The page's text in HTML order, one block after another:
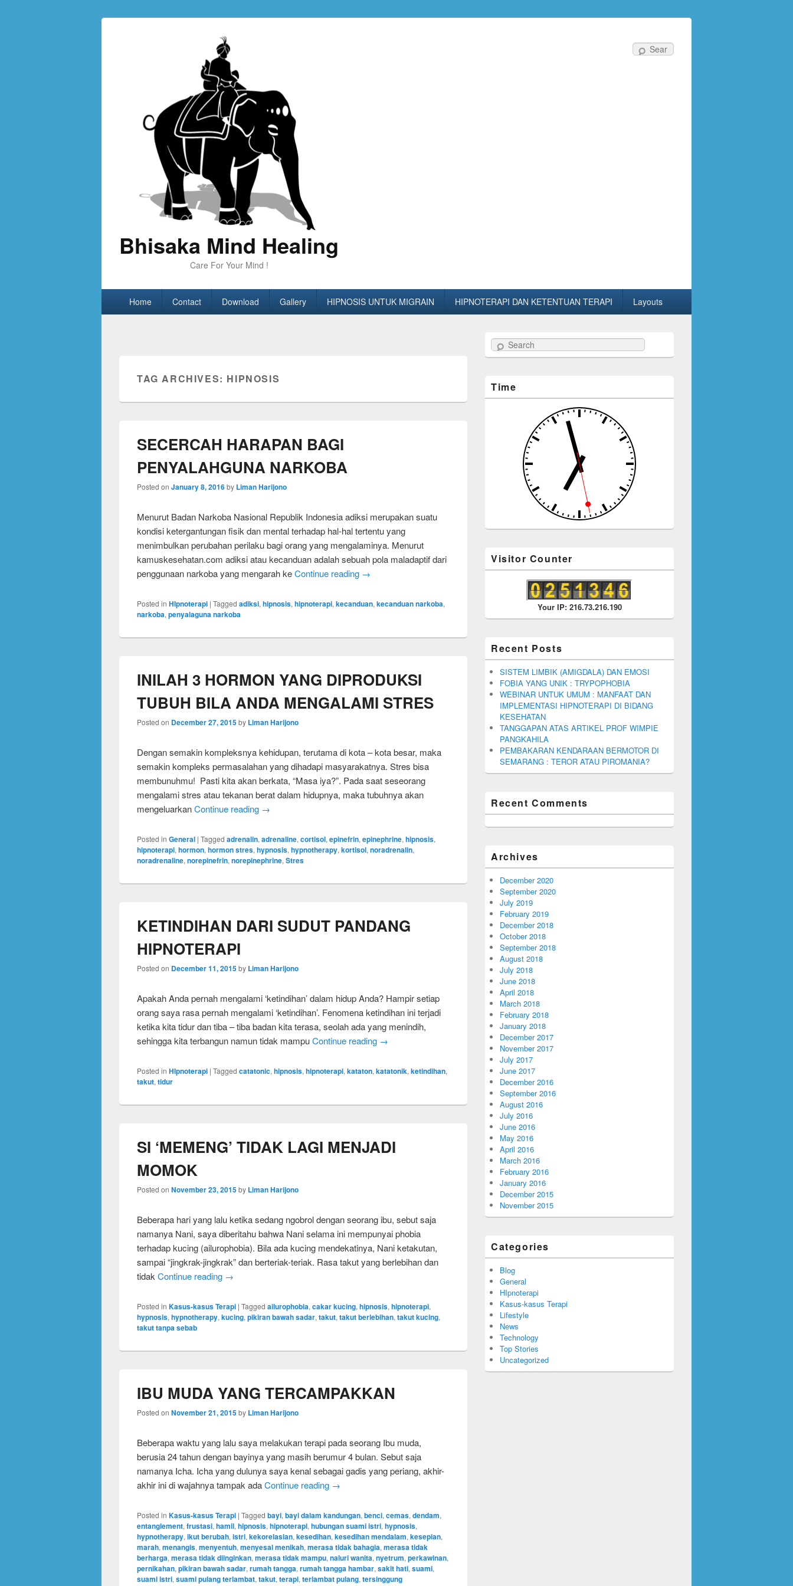
Bhisaka Mind Healing
Care For Your Mind !
Skip
SkipHome Contact Download Gallery HIPNOSIS UNTUK MIGRAIN HIPNOTERAPI DAN KETENTUAN TERAPI Layouts
TAG ARCHIVES: HIPNOSIS
SECERCAH HARAPAN BAGI
PENYALAHGUNA NARKOBA
Posted on January 8, 2016by Liman Harijono
Menurut Badan Narkoba Nasional Republik Indonesia adiksi merupakan suatu
kondisi ketergantungan fisik dan mental terhadap hal-hal tertentu yang
menimbulkan perubahan perilaku bagi orang yang mengalaminya. Menurut
kamuskesehatan.com adiksi atau kecanduan adalah sebuah pola maladaptif dari
penggunaan narkoba yang mengarah keContinue reading →
Posted in HIpnoterapi | Tagged adiksi, hipnosis, hipnoterapi, kecanduan, kecanduan narkoba,
narkoba, penyalaguna narkoba
INILAH 3 HORMON YANG DIPRODUKSI
TUBUH BILA ANDA MENGALAMI STRES
Posted on December 27, 2015by Liman Harijono
Dengan semakin kompleksnya kehidupan, terutama di kota – kota besar, maka
semakin kompleks permasalahan yang dihadapi masyarakatnya. Stres bisa
membunuhmu! Pasti kita akan berkata, “Masa iya?”. Pada saat seseorang
mengalami stres atau tekanan berat dalam hidupnya, maka tubuhnya akan
mengeluarkanContinue reading →
Posted in General | Tagged adrenalin, adrenaline, cortisol, epinefrin, epinephrine, hipnosis,
hipnoterapi, hormon, hormon stres, hypnosis, hypnotherapy, kortisol, noradrenalin,
noradrenaline, norepinefrin, norepinephrine, Stres
KETINDIHAN DARI SUDUT PANDANG
HIPNOTERAPI
Posted on December 11, 2015by Liman Harijono
Apakah Anda pernah mengalami ‘ketindihan’ dalam hidup Anda? Hampir setiap
orang saya rasa pernah mengalami ‘ketindihan’. Fenomena ketindihan ini terjadi
ketika kita tidur dan tiba – tiba badan kita terasa, seolah ada yang menindih,
sehingga kita terbangun namun tidak mampuContinue reading →
Posted in HIpnoterapi | Tagged catatonic, hipnosis, hipnoterapi, kataton, katatonik, ketindihan,
takut, tidur
SI ‘MEMENG’ TIDAK LAGI MENJADI
MOMOK
Posted on November 23, 2015by Liman Harijono
Beberapa hari yang lalu ketika sedang ngobrol dengan seorang ibu, sebut saja
namanya Nani, saya diberitahu bahwa Nani selama ini mempunyai phobia
terhadap kucing (ailurophobia). Bila ada kucing mendekatinya, Nani ketakutan,
sampai “jingkrak-jingkrak” dan berteriak-teriak. Rasa takut yang berlebihan dan
tidak Continue reading →
Posted in Kasus-kasus Terapi | Tagged ailurophobia, cakar kucing, hipnosis, hipnoterapi,
hypnosis, hypnotherapy, kucing, pikiran bawah sadar, takut, takut berlebihan, takut kucing,
takut tanpa sebab
IBU MUDA YANG TERCAMPAKKAN
Posted on November 21, 2015by Liman Harijono
Beberapa waktu yang lalu saya melakukan terapi pada seorang Ibu muda,
berusia 24 tahun dengan bayinya yang masih berumur 4 bulan. Sebut saja
namanya Icha. Icha yang dulunya saya kenal sebagai gadis yang periang, akhir-
akhir ini di wajahnya tampak adaContinue reading →
Posted in Kasus-kasus Terapi | Tagged bayi, bayi dalam kandungan, benci, cemas, dendam,
entanglement, frustasi, hamil, hipnosis, hipnoterapi, hubungan suami istri, hypnosis,
hypnotherapy, ikut berubah, istri, kekorelasian, kesedihan, kesedihan mendalam, kesepian,
marah, menangis, menyentuh, menyesal menikah, merasa tidak bahagia, merasa tidak
berharga, merasa tidak diinginkan, merasa tidak mampu, naluri wanita, nyetrum, perkawinan,
pernikahan, pikiran bawah sadar, rumah tangga, rumah tangga hambar, sakit hati, suami,
suami istri, suami pulang terlambat, takut, terapi, terlambat pulang, tersinggung
Search
Time
Visitor Counter
Your IP: 216.73.216.190
Recent Posts
SISTEM LIMBIK (AMIGDALA) DAN EMOSI
FOBIA YANG UNIK : TRYPOPHOBIA
WEBINAR UNTUK UMUM : MANFAAT DAN
IMPLEMENTASI HIPNOTERAPI DI BIDANG
KESEHATAN
TANGGAPAN ATAS ARTIKEL PROF WIMPIE
PANGKAHILA
PEMBAKARAN KENDARAAN BERMOTOR DI
SEMARANG : TEROR ATAU PIROMANIA?
Recent Comments
Archives
December 2020
September 2020
July 2019
February 2019
December 2018
October 2018
September 2018
August 2018
July 2018
June 2018
April 2018
March 2018
February 2018
January 2018
December 2017
November 2017
July 2017
June 2017
December 2016
September 2016
August 2016
July 2016
June 2016
May 2016
April 2016
March 2016
February 2016
January 2016
December 2015
November 2015
Categories
Blog
General
HIpnoterapi
Kasus-kasus Terapi
Lifestyle
News
Technology
Top Stories
Uncategorized